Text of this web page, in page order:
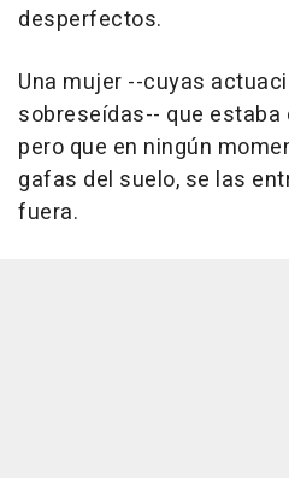
desperfectos.
Una mujer --cuyas
sobreseídas-- que
pero que en ningún
gafas del suelo, se las
fuera.